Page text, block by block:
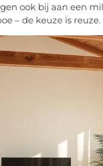
ook bij aan een
– de keuze is reuze.